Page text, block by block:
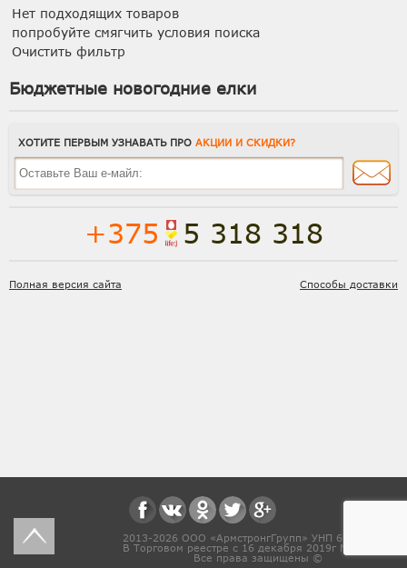
Нет подходящих товаров
попробуйте смягчить условия поиска
Очистить фильтр
Бюджетные новогодние елки
ХОТИТЕ ПЕРВЫМ УЗНАВАТЬ ПРО АКЦИИ И СКИДКИ?
+375 5 318 318
Полная версия сайта Способы доставки
2013-2026 ООО «АрмстронгГрупп» УНП 691831571
В Торговом реестре с 16 декабря 2019г № 468454
Все права защищены ©